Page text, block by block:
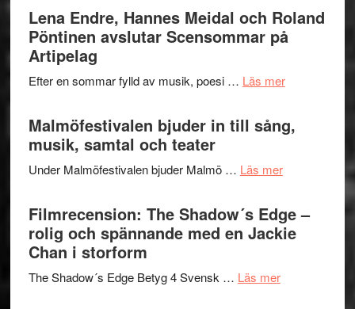
Delvis
bortom
terräng
–
Lena Endre, Hannes Meidal och Roland
Pöntinen avslutar Scensommar på
Artipelag
Efter en sommar fylld av musik, poesi … Läs merom
Hannes
Pöntinen
avslutar
Malmöfestivalen bjuder in till sång,
musik, samtal och teater
Under Malmöfestivalen bjuder Malmö … Läs merom
in
till
Filmrecension: The Shadow´s Edge –
rolig och spännande med en Jackie
Chan i storform
The Shadow´s Edge Betyg 4 Svensk … Läs merom